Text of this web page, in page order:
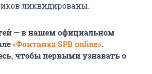
ликвидированы.
— в нашем официальном
«Фонтанка SPB online».
чтобы первыми узнавать о